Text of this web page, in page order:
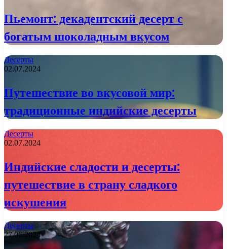
Пьемонт: декадентский десерт с
богатым шоколадным вкусом
Десерты
02.07.2024
Путешествие во вкусовой мир:
традиционные индийские десерты
Десерты
02.07.2024
Индийские сладости и десерты:
путешествие в страну сладкого
искушения
Десерты
27.06.2024